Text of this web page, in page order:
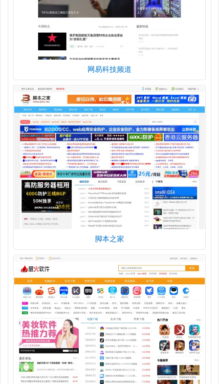
网易科技频道
脚本之家